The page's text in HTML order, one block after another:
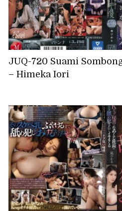
JUQ-720 Suami
– Himeka Iori